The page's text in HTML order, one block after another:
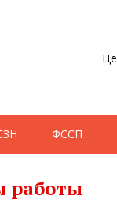
ФССП
работы